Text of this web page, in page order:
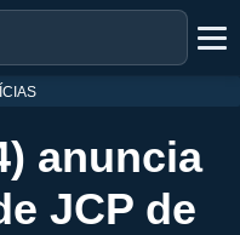
anuncia
JCP de